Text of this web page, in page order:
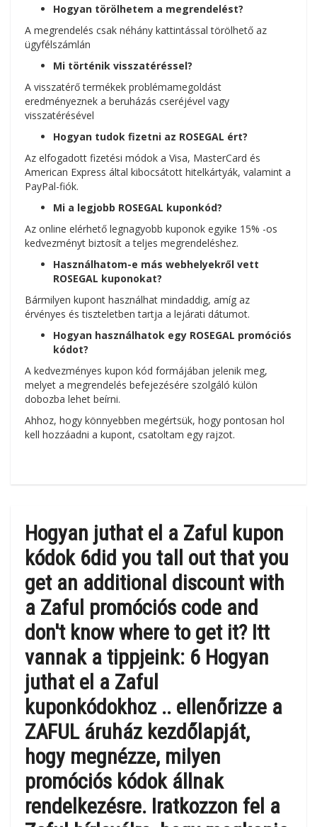
Hogyan törölhetem a megrendelést?
A megrendelés csak néhány kattintással törölhető az
ügyfélszámlán
Mi történik visszatéréssel?
A visszatérő termékek problémamegoldást
eredményeznek a beruházás cseréjével vagy
visszatérésével
Hogyan tudok fizetni az ROSEGAL ért?
Az elfogadott fizetési módok a Visa, MasterCard és
American Express által kibocsátott hitelkártyák, valamint a
PayPal-fiók.
Mi a legjobb ROSEGAL kuponkód?
Az online elérhető legnagyobb kuponok egyike 15% -os
kedvezményt biztosít a teljes megrendeléshez.
Használhatom-e más webhelyekről vett
ROSEGAL kuponokat?
Bármilyen kupont használhat mindaddig, amíg az
érvényes és tiszteletben tartja a lejárati dátumot.
Hogyan használhatok egy ROSEGAL promóciós
kódot?
A kedvezményes kupon kód formájában jelenik meg,
melyet a megrendelés befejezésére szolgáló külön
dobozba lehet beírni.
Ahhoz, hogy könnyebben megértsük, hogy pontosan hol
kell hozzáadni a kupont, csatoltam egy rajzot.
Hogyan juthat el a Zaful kupon
kódok 6did you tall out that you
get an additional discount with
a Zaful promóciós code and
don't know where to get it? Itt
vannak a tippjeink: 6 Hogyan
juthat el a Zaful
kuponkódokhoz .. ellenőrizze a
ZAFUL áruház kezdőlapját,
hogy megnézze, milyen
promóciós kódok állnak
rendelkezésre. Iratkozzon fel a